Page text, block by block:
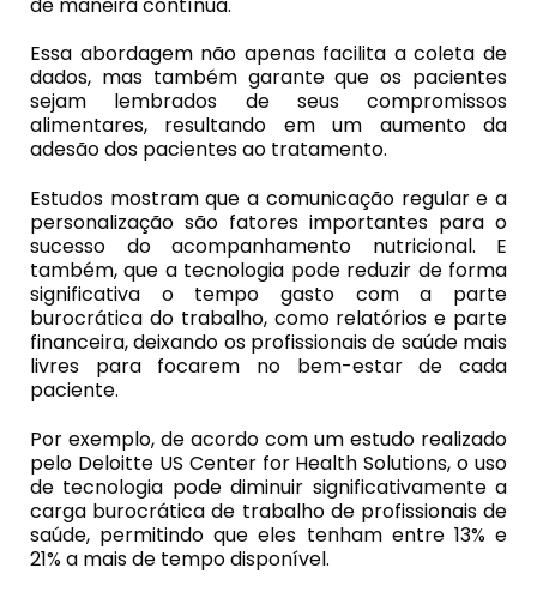
Essa abordagem não apenas facilita a coleta de
dados, mas também garante que os pacientes
sejam lembrados de seus compromissos
alimentares, resultando em um aumento da
adesão dos pacientes ao tratamento.
Estudos mostram que a comunicação regular e a
personalização são fatores importantes para o
sucesso do acompanhamento nutricional. E
também, que a tecnologia pode reduzir de forma
significativa o tempo gasto com a parte
burocrática do trabalho, como relatórios e parte
financeira, deixando os profissionais de saúde mais
livres para focarem no bem-estar de cada
paciente.
Por exemplo, de acordo com um estudo realizado
pelo Deloitte US Center for Health Solutions, o uso
de tecnologia pode diminuir significativamente a
carga burocrática de trabalho de profissionais de
saúde, permitindo que eles tenham entre 13% e
21% a mais de tempo disponível.